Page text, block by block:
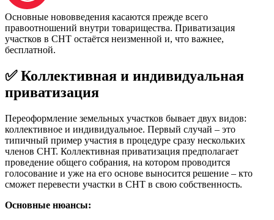
Основные нововведения касаются прежде всего
правоотношений внутри товарищества. Приватизация
участков в СНТ остаётся неизменной и, что важнее,
бесплатной.
✅ Коллективная и индивидуальная
приватизация
Переоформление земельных участков бывает двух видов:
коллективное и индивидуальное. Первый случай – это
типичный пример участия в процедуре сразу нескольких
членов СНТ. Коллективная приватизация предполагает
проведение общего собрания, на котором проводится
голосование и уже на его основе выносится решение – кто
сможет перевести участки в СНТ в свою собственность.
Основные нюансы: